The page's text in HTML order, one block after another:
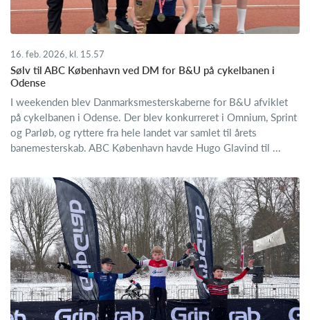
16. feb. 2026, kl. 15.57
Sølv til ABC København ved DM for B&U på cykelbanen i
Odense
I weekenden blev Danmarksmesterskaberne for B&U afviklet
på cykelbanen i Odense. Der blev konkurreret i Omnium, Sprint
og Parløb, og ryttere fra hele landet var samlet til årets
banemesterskab. ABC København havde Hugo Glavind til ...